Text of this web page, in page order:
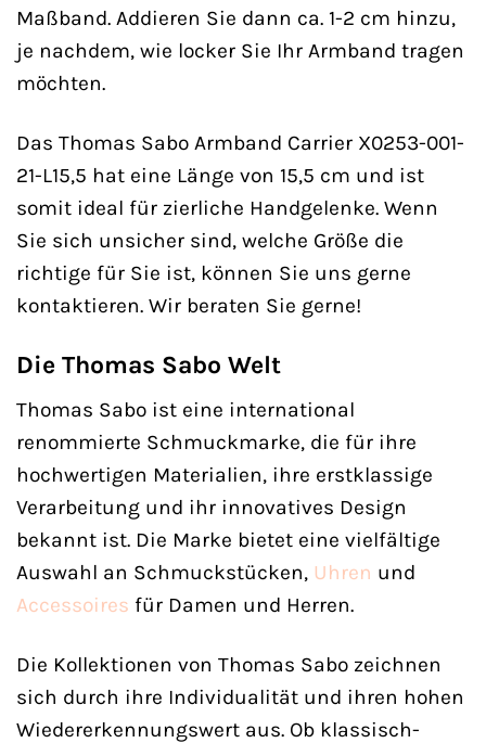
Maßband. Addieren Sie dann ca. 1-2 cm hinzu,
je nachdem, wie locker Sie Ihr Armband tragen
möchten.
Das Thomas Sabo Armband Carrier X0253-001-
21-L15,5 hat eine Länge von 15,5 cm und ist
somit ideal für zierliche Handgelenke. Wenn
Sie sich unsicher sind, welche Größe die
richtige für Sie ist, können Sie uns gerne
kontaktieren. Wir beraten Sie gerne!
Die Thomas Sabo Welt
Thomas Sabo ist eine international
renommierte Schmuckmarke, die für ihre
hochwertigen Materialien, ihre erstklassige
Verarbeitung und ihr innovatives Design
bekannt ist. Die Marke bietet eine vielfältige
Auswahl an Schmuckstücken, Uhren und
Accessoires für Damen und Herren.
Die Kollektionen von Thomas Sabo zeichnen
sich durch ihre Individualität und ihren hohen
Wiedererkennungswert aus. Ob klassisch-